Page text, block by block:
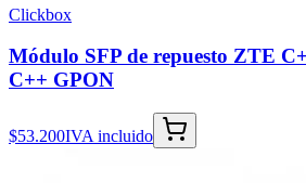
Clickbox
Módulo SFP de repuesto ZTE
C++ GPON
$53.200IVA incluido